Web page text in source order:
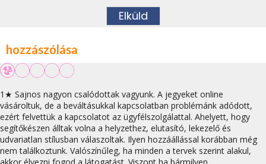
hozzászólása
1★ Sajnos nagyon csalódottak vagyunk. A jegyeket online
vásároltuk, de a beváltásukkal kapcsolatban problémánk adódott,
ezért felvettük a kapcsolatot az ügyfélszolgálattal. Ahelyett, hogy
segítőkészen álltak volna a helyzethez, elutasító, lekezelő és
udvariatlan stílusban válaszoltak. Ilyen hozzáállással korábban még
nem találkoztunk. Valószínűleg, ha minden a tervek szerint alakul,